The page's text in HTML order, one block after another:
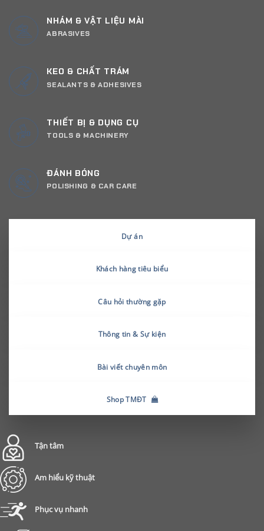
NHÁM & VẬT LIỆU MÀI
ABRASIVES
KEO & CHẤT TRÁM
SEALANTS & ADHESIVES
THIẾT BỊ & DỤNG CỤ
TOOLS & MACHINERY
ĐÁNH BÓNG
POLISHING & CAR CARE
Dự án
Khách hàng tiêu biểu
Câu hỏi thường gặp
Thông tin & Sự kiện
Bài viết chuyên môn
Shop TMĐT
Tận tâm
Am hiểu kỹ thuật
Phục vụ nhanh